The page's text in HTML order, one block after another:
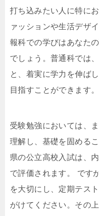
打ち込みたい人に特に
ァッションや生活デザ
報科での学びはあなた
でしょう。普通科では
と、着実に学力を伸ば
目指すことができます。
受験勉強においては、
理解し、基礎を固める
県の公立高校入試は、
で評価されます。 です
を大切にし、定期テス
がけてください。その